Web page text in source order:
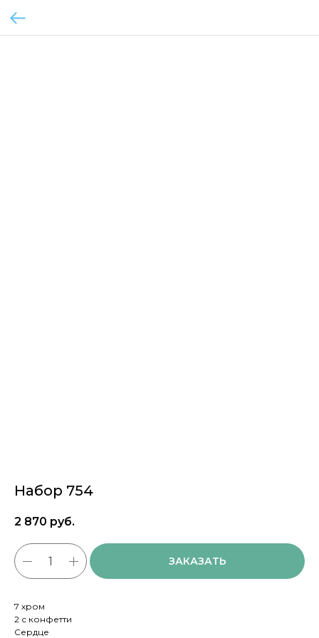
Набор 754
2 870 руб.
ЗАКАЗАТЬ
7 хром
2 с конфетти
Сердце